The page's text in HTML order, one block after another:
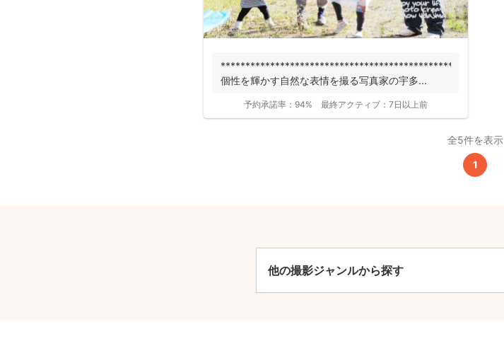
******************************************************
個性を輝かす自然な表情を撮る写真家の宇多...
予約承諾率： 94% 最終アクティブ： 7日以上前
全5件を表示
1
他の撮影ジャンルから探す
撮影基本料
全ジャンル共通
平日 24,200
(税込)